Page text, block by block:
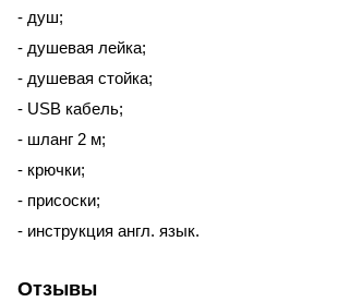
- душ;
- душевая лейка;
- душевая стойка;
- USB кабель;
- шланг 2 м;
- крючки;
- присоски;
- инструкция англ. язык.
Отзывы